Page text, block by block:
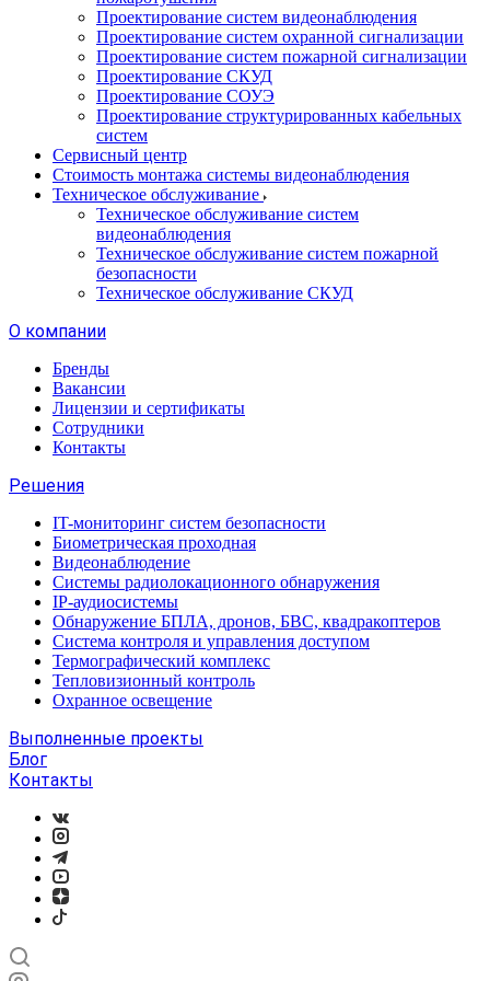
Проектирование систем видеонаблюдения
Проектирование систем охранной сигнализации
Проектирование систем пожарной сигнализации
Проектирование СКУД
Проектирование СОУЭ
Проектирование структурированных кабельных
систем
Сервисный центр
Стоимость монтажа системы видеонаблюдения
Техническое обслуживание
Техническое обслуживание систем
видеонаблюдения
Техническое обслуживание систем пожарной
безопасности
Техническое обслуживание СКУД
О компании
Бренды
Вакансии
Лицензии и сертификаты
Сотрудники
Контакты
Решения
IT-мониторинг систем безопасности
Биометрическая проходная
Видеонаблюдение
Системы радиолокационного обнаружения
IP-аудиосистемы
Обнаружение БПЛА, дронов, БВС, квадракоптеров
Система контроля и управления доступом
Термографический комплекс
Тепловизионный контроль
Охранное освещение
Выполненные проекты
Блог
Контакты